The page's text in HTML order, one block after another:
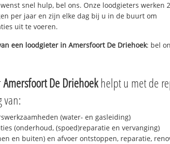
snel hulp, bel ons. Onze loodgieters werken
per jaar en zijn elke dag bij u in de buurt om
uit te voeren.
een loodgieter in Amersfoort De Driehoek: bel
Amersfoort De Driehoekhelpt u met de
van:
(water- en gasleiding)
(onderhoud, (spoed)reparatie en vervanging)
en buiten) en afvoer ontstoppen, reparatie,